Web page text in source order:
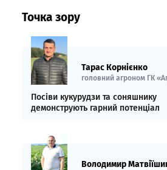
Точка зору
Тарас Корнієнко
головний агроном ГК
Посіви кукурудзи та соняшнику
демонструють гарний потенціал
Володимир